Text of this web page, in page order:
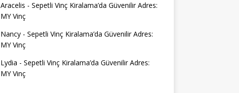
Aracelis - Sepetli Vinç Kiralama’da Güvenilir Adres:
MY Vinç
Nancy- Sepetli Vinç Kiralama’da Güvenilir Adres:
MY Vinç
Lydia - Sepetli Vinç Kiralama’da Güvenilir Adres:
MY Vinç